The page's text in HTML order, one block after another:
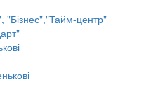
"Бізнес","Тайм-центр"